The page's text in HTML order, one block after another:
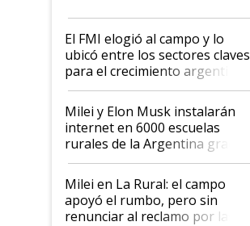
de Milei
El FMI elogió al campo y lo
ubicó entre los sectores claves
para el crecimiento argentino
Milei y Elon Musk instalarán
internet en 6000 escuelas
rurales de la Argentina gracias
a un acuerdo con Starlink
Milei en La Rural: el campo
apoyó el rumbo, pero sin
renunciar al reclamo por las